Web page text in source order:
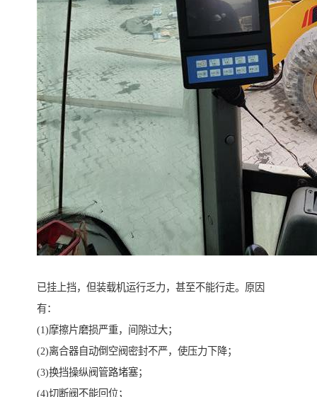
已挂上挡，但装载机运行乏力，甚至不能行走。原因
有：
(1)摩擦片磨损严重，间隙过大；
(2)离合器自动倒空阀密封不严，使压力下降；
(3)换挡操纵阀管路堵塞；
(4)切断阀不能回位；